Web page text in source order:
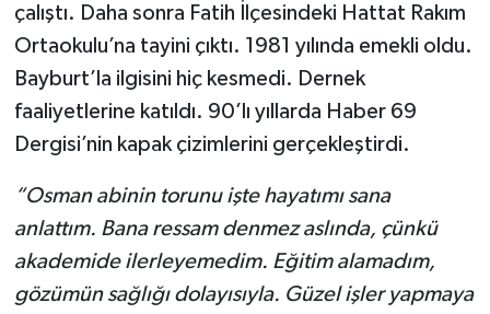
çalıştı. Daha sonra Fatih İlçesindeki Hattat Rakım
Ortaokulu’na tayini çıktı. 1981 yılında emekli oldu.
Bayburt’la ilgisini hiç kesmedi. Dernek
faaliyetlerine katıldı. 90’lı yıllarda Haber 69
Dergisi’nin kapak çizimlerini gerçekleştirdi.
“Osman abinin torunu işte hayatımı sana
anlattım. Bana ressam denmez aslında, çünkü
akademide ilerleyemedim. Eğitim alamadım,
gözümün sağlığı dolayısıyla. Güzel işler yapmaya